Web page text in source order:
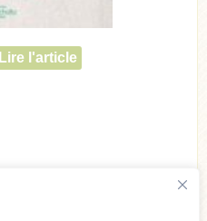
Lire l'article